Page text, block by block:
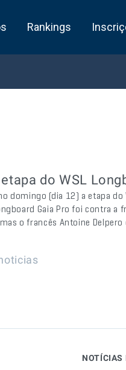
Rankings
do WSL
domingo (dia 12) a etapa
Gaia Pro foi contra a
o francês Antoine
NOTÍCIAS